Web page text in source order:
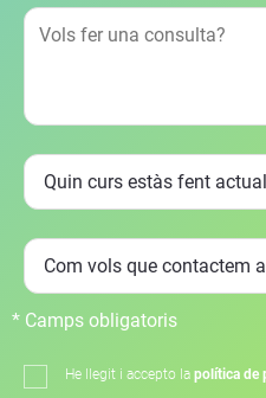
* Camps obligatoris
He llegit i accepto la política de